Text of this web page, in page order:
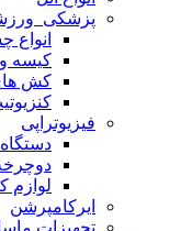
کیسه
کش
فیزیوتراپی
لوازم
ایرکامپرشن
تجهیزات